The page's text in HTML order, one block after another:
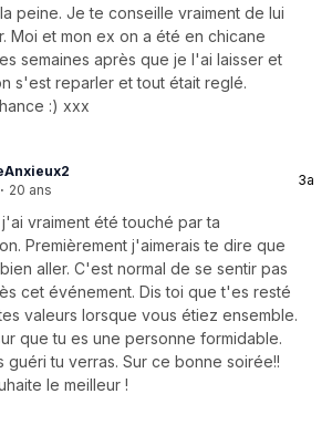
peine. Je te conseille vraiment de lui
Moi et mon ex on a été en chicane
semaines après que je l'ai laisser et
s'est reparler et tout était reglé.
:) xxx
· 20 ans
3a
vraiment été touché par ta
Premièrement j'aimerais te dire que
aller. C'est normal de se sentir pas
cet événement. Dis toi que t'es resté
valeurs lorsque vous étiez ensemble.
que tu es une personne formidable.
guéri tu verras. Sur ce bonne soirée!!
le meilleur !